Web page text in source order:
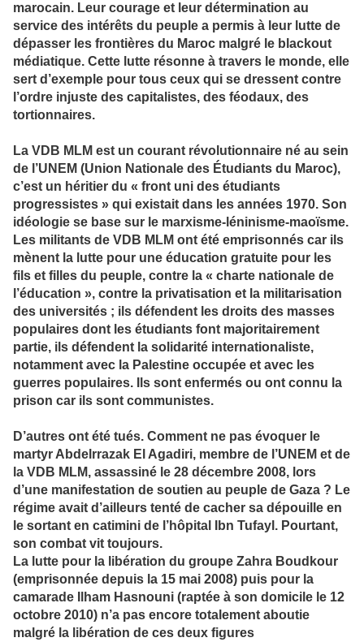
marocain. Leur courage et leur détermination au
service des intérêts du peuple a permis à leur lutte de
dépasser les frontières du Maroc malgré le blackout
médiatique. Cette lutte résonne à travers le monde, elle
sert d’exemple pour tous ceux qui se dressent contre
l’ordre injuste des capitalistes, des féodaux, des
tortionnaires.
La VDB MLM est un courant révolutionnaire né au sein
de l’UNEM (Union Nationale des Étudiants du Maroc),
c’est un héritier du « front uni des étudiants
progressistes » qui existait dans les années 1970. Son
idéologie se base sur le marxisme-léninisme-maoïsme.
Les militants de VDB MLM ont été emprisonnés car ils
mènent la lutte pour une éducation gratuite pour les
fils et filles du peuple, contre la « charte nationale de
l’éducation », contre la privatisation et la militarisation
des universités ; ils défendent les droits des masses
populaires dont les étudiants font majoritairement
partie, ils défendent la solidarité internationaliste,
notamment avec la Palestine occupée et avec les
guerres populaires. Ils sont enfermés ou ont connu la
prison car ils sont communistes.
D’autres ont été tués. Comment ne pas évoquer le
martyr Abdelrrazak El Agadiri, membre de l’UNEM et de
la VDB MLM, assassiné le 28 décembre 2008, lors
d’une manifestation de soutien au peuple de Gaza ? Le
régime avait d’ailleurs tenté de cacher sa dépouille en
le sortant en catimini de l’hôpital Ibn Tufayl. Pourtant,
son combat vit toujours.
La lutte pour la libération du groupe Zahra Boudkour
(emprisonnée depuis la 15 mai 2008) puis pour la
camarade Ilham Hasnouni (raptée à son domicile le 12
octobre 2010) n’a pas encore totalement aboutie
malgré la libération de ces deux figures